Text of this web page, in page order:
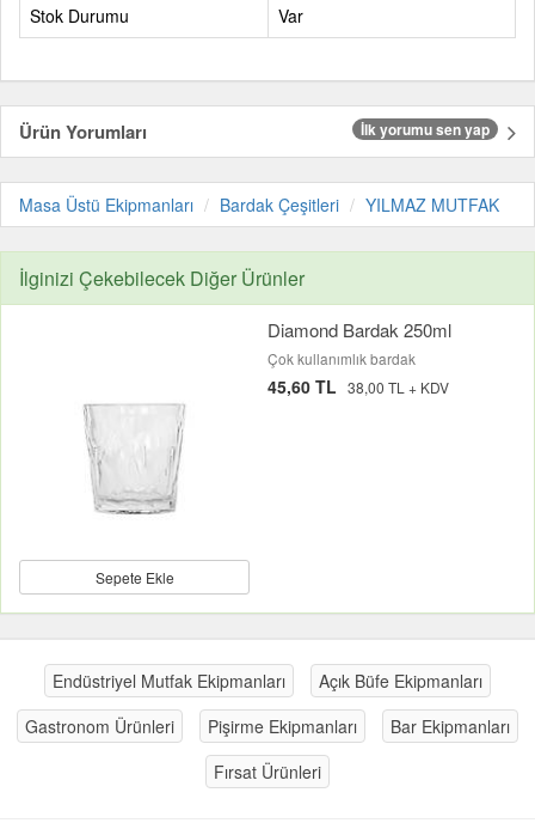
Stok Durumu
Var
Ürün Yorumları İlk yorumu sen yap
Masa Üstü Ekipmanları Bardak Çeşitleri YILMAZ MUTFAK
İlginizi Çekebilecek Diğer Ürünler
Sepete Ekle
Diamond Bardak 250ml
Çok kullanımlık bardak
45,60 TL 38,00 TL + KDV
Endüstriyel Mutfak Ekipmanları
Açık Büfe Ekipmanları
Gastronom Ürünleri
Pişirme Ekipmanları
Bar Ekipmanları
Fırsat Ürünleri